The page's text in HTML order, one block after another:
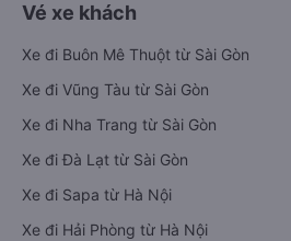
Vé xe khách
Xe đi Buôn Mê Thuột từ Sài Gòn
Xe đi Vũng Tàu từ Sài Gòn
Xe đi Nha Trang từ Sài Gòn
Xe đi Đà Lạt từ Sài Gòn
Xe đi Sapa từ Hà Nội
Xe đi Hải Phòng từ Hà Nội